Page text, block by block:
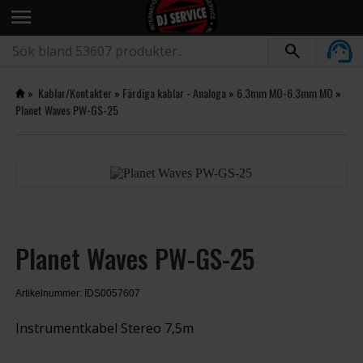
menu
» Kablar/Kontakter» Färdiga kablar - Analoga» 6.3mm MO-6.3mm MO »
Planet Waves PW-GS-25
Planet Waves PW-GS-25
Artikelnummer: IDS0057607
Instrumentkabel Stereo 7,5m